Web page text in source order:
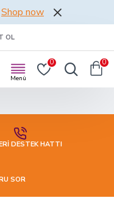
Shop now
OL
0 0
DESTEK HATTI
SOR